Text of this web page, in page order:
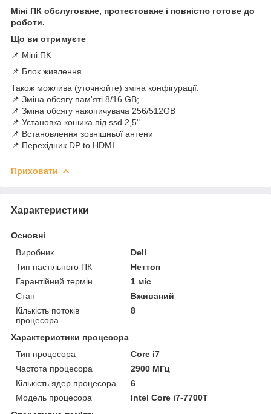
Міні ПК обслуговане, протестоване і повністю готове до
роботи.
Що ви отримуєте
📌 Міні ПК
📌 Блок живлення
Також можлива (уточнюйте) зміна конфігурації:
📌 Зміна обсягу пам'яті 8/16 GB;
📌 Зміна обсягу накопичувача 256/512GB
📌 Установка кошика під ssd 2,5"
📌 Встановлення зовнішньої антени
📌 Перехідник DP to HDMI
Приховати
Характеристики
Основні
Виробник
Dell
Тип настільного ПК
Неттоп
Гарантійний термін
1 міс
Стан
Вживаний
Кількість потоків
процесора
8
Характеристики процесора
Тип процесора
Core i7
Частота процесора
2900 МГц
Кількість ядер процесора
6
Модель процесора
Intel Core i7-7700T